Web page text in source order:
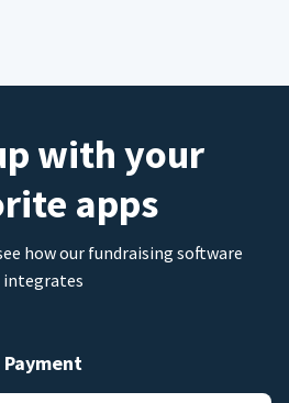
with your
apps
how our fundraising software
integrates
Payment